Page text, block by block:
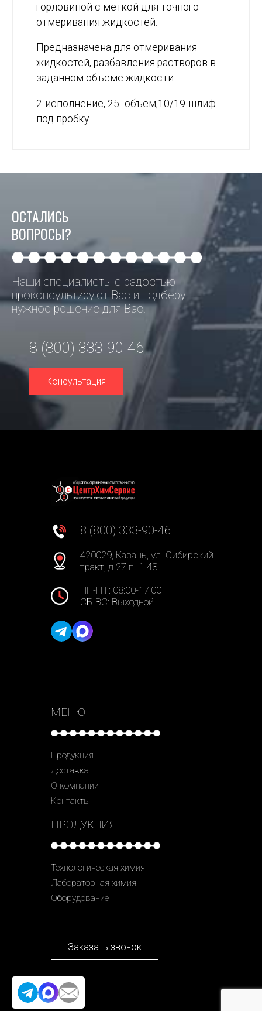
горловиной с меткой для точного
отмеривания жидкостей.
Предназначена для отмеривания
жидкостей, разбавления растворов в
заданном объеме жидкости.
2-исполнение, 25- объем,10/19-шлиф
под пробку
ОСТАЛИСЬ
ВОПРОСЫ?
Наши специалисты с радостью
проконсультируют Вас и подберут
нужное решение для Вас.
8 (800) 333-90-46
Консультация
8 (800) 333-90-46
420029, Казань, ул. Сибирский
тракт, д.27 п. 1-48
ПН-ПТ: 08:00-17:00
СБ-ВС: Выходной
МЕНЮ
Продукция
Доставка
О компании
Контакты
ПРОДУКЦИЯ
Технологическая химия
Лабораторная химия
Оборудование
Заказать звонок